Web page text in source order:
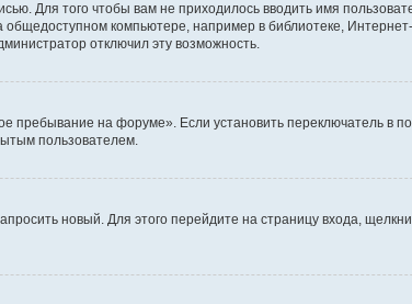
Для того чтобы вам не приходилось вводить имя
компьютере, например в библиотеке,
отключил эту возможность.
пребывание на форуме». Если установить переключатель в
пользователем.
новый. Для этого перейдите на страницу входа,